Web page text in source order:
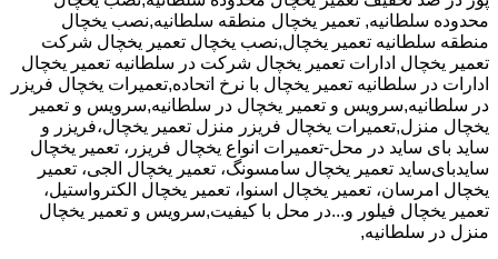
محدوده سلطانیه, تعمیر یخچال منطقه سلطانیه,نصب یخچال
منطقه سلطانیه تعمیر یخچال,نصب یخچال تعمیر یخچال شرکت
تعمیر یخچال ادارات تعمیر یخچال شرکت در سلطانیه تعمیر یخچال
ادارات در سلطانیه تعمیر یخچال با نرخ اتحاده,تعمیرات یخچال فریزر
در سلطانیه,سرویس و تعمیر یخچال در سلطانیه,سرویس و تعمیر
یخچال منزل,تعمیرات یخچال فریزر منزل تعمیر یخچال،فریزر و
ساید بای ساید در محل-تعمیرات انواع یخچال فریزر، تعمیر یخچال
سایدبای‌ساید تعمیر یخچال سامسونگ، تعمیر یخچال الجی، تعمیر
یخچال امرسان، تعمیر یخچال اسنوا، تعمیر یخچال الکترواستیل،
تعمیر یخچال فیلور و...در محل با کیفیت,سرویس و تعمیر یخچال
منزل در سلطانیه,